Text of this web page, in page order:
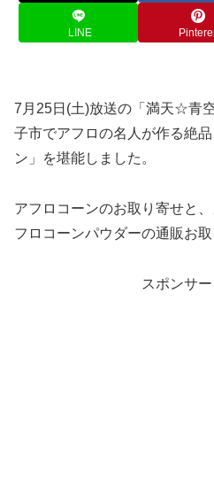
LINE
7月25日(土)放送の「満天☆青
子市でアフロの名人が作る絶
ン」を堪能しました。
アフロコーンのお取り寄せと
フロコーンパウダーの通販お
スポンサ